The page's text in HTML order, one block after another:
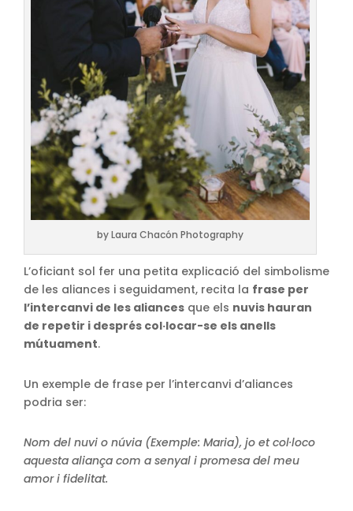
by Laura Chacón Photography
L’oficiant sol fer una petita explicació del simbolisme
de les aliances i seguidament, recita la frase per
l’intercanvi de les aliances que els nuvis hauran
de repetir i després col·locar-se els anells
mútuament.
Un exemple de frase per l’intercanvi d’aliances
podria ser:
Nom del nuvi o núvia (Exemple: Maria), jo et col·loco
aquesta aliança com a senyal i promesa del meu
amor i fidelitat.